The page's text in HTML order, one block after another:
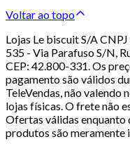
Voltar ao topo
Lojas Le biscuit S/A
535 - Via Parafuso S/N,
CEP: 42.800-331. Os
pagamento são válidos
TeleVendas, não valendo
lojas físicas. O frete não
Ofertas válidas enquanto
produtos são meramente